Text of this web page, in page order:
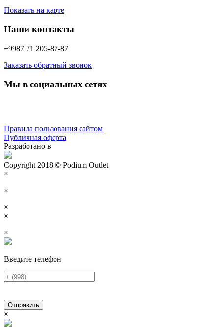
Показать на карте
Наши контакты
+9987 71 205-87-87
Заказать обратный звонок
Мы в социальных сетях
Правила пользования сайтом
Публичная оферта
Разработано в
Copyright 2018 © Podium Outlet
×
×
×
×
×
Введите телефон
Отправить
×